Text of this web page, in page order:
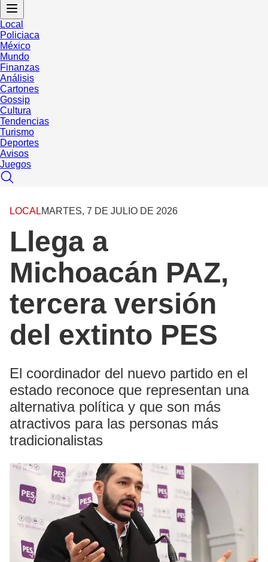
Local
Policiaca
México
Mundo
Finanzas
Análisis
Cartones
Gossip
Cultura
Tendencias
Turismo
Deportes
Avisos
Juegos
LOCALMARTES, 7 DE JULIO DE 2026
Llega a
Michoacán PAZ,
tercera versión
del extinto PES
El coordinador del nuevo partido en el
estado reconoce que representan una
alternativa política y que son más
atractivos para las personas más
tradicionalistas